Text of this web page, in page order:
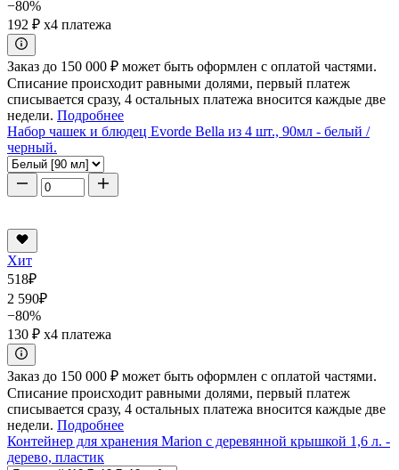
−80%
192 ₽ x4 платежа
Заказ до 150 000 ₽ может быть оформлен с оплатой частями.
Списание происходит равными долями, первый платеж
списывается сразу, 4 остальных платежа вносится каждые две
недели. Подробнее
Набор чашек и блюдец Evorde Bella из 4 шт., 90мл - белый /
черный.
Хит
518₽
2 590₽
−80%
130 ₽ x4 платежа
Заказ до 150 000 ₽ может быть оформлен с оплатой частями.
Списание происходит равными долями, первый платеж
списывается сразу, 4 остальных платежа вносится каждые две
недели. Подробнее
Контейнер для хранения Marion с деревянной крышкой 1,6 л. -
дерево, пластик